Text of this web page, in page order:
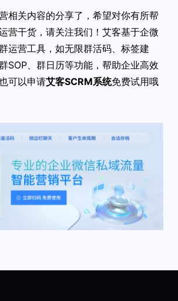
相关内容的分享了，希望对你有所帮
营干货，请关注我们！艾客基于企微
运营工具，如无限群活码、标签建
SOP、群日历等功能，帮助企业高效
可以申请艾客SCRM系统免费试用哦